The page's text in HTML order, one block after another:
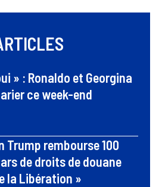
» : Ronaldo et Georgina
ce week-end
Trump rembourse 100
de droits de douane
la Libération »